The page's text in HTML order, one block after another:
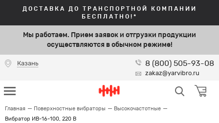
ДОСТАВКА ДО ТРАНСПОРТНОЙ КОМПАНИИ
БЕСПЛАТНО!*
Мы работаем. Прием заявок и отгрузки продукции
осуществляются в обычном режиме!
Казань 8 (800) 505-93-08
zakaz@yarvibro.ru
Главная Поверхностные вибраторы
Высокочастотные
Вибратор ИВ-16-100, 220 В